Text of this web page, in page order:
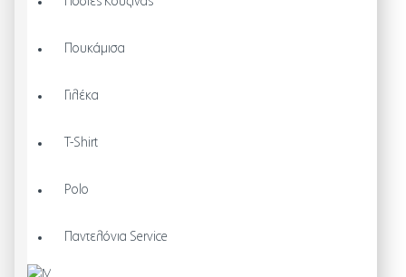
Πουκάμισα
Γιλέκα
T-Shirt
Polo
Παντελόνια Service